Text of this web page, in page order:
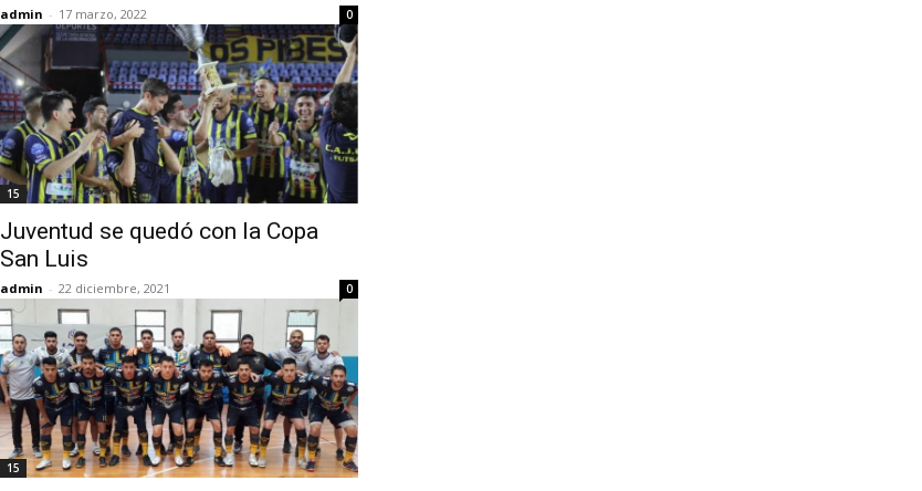
admin - 17 marzo, 2022 0
15
Juventud se quedó con la Copa
San Luis
admin - 22 diciembre, 2021 0
15